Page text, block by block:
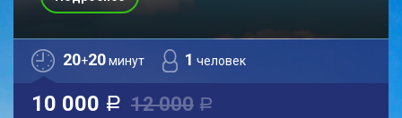
20+20минут 1 человек
10 000 a 12 000 a